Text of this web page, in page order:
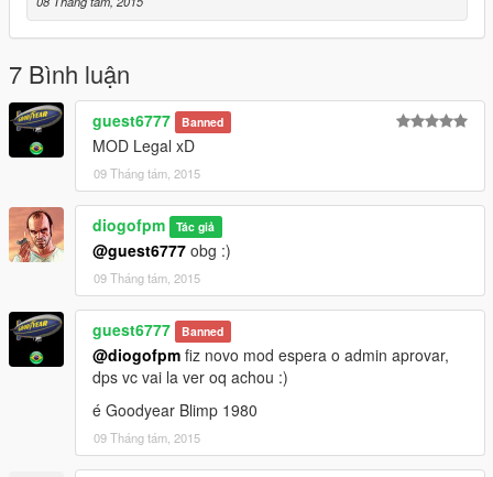
7 Bình luận
guest6777 Banned
MOD Legal xD
09 Tháng tám, 2015
diogofpm Tác giả
@guest6777 obg :)
09 Tháng tám, 2015
guest6777 Banned
@diogofpm fiz novo mod espera o admin aprovar,
dps vc vai la ver oq achou :)
é Goodyear Blimp 1980
09 Tháng tám, 2015